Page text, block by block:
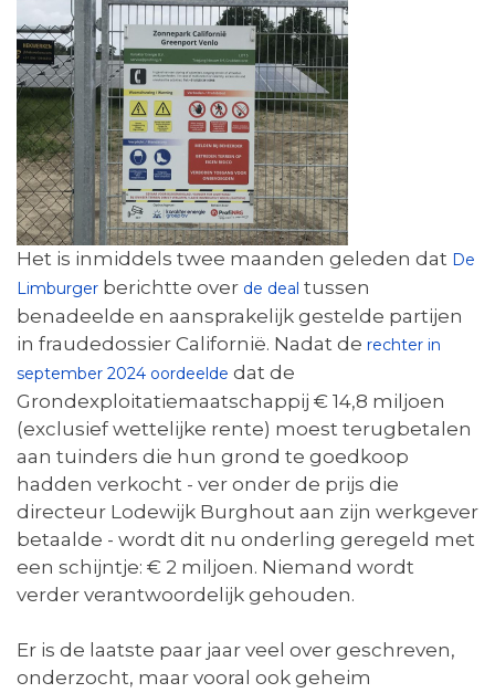
Het is inmiddels twee maanden geleden dat De
Limburger berichtte over de deal tussen
benadeelde en aansprakelijk gestelde partijen
in fraudedossier Californië. Nadat de rechter in
september 2024 oordeelde dat de
Grondexploitatiemaatschappij € 14,8 miljoen
(exclusief wettelijke rente) moest terugbetalen
aan tuinders die hun grond te goedkoop
hadden verkocht - ver onder de prijs die
directeur Lodewijk Burghout aan zijn werkgever
betaalde - wordt dit nu onderling geregeld met
een schijntje: € 2 miljoen. Niemand wordt
verder verantwoordelijk gehouden.
Er is de laatste paar jaar veel over geschreven,
onderzocht, maar vooral ook geheim